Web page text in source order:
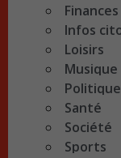
Finances
Infos
Loisirs
Musique
Politique
Santé
Société
Sports